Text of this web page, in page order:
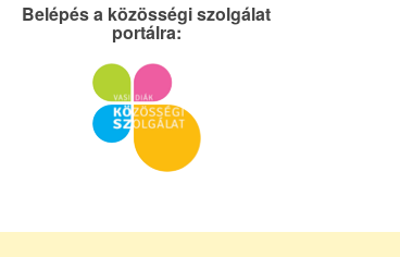
Belépés a közösségi szolgálat
portálra: